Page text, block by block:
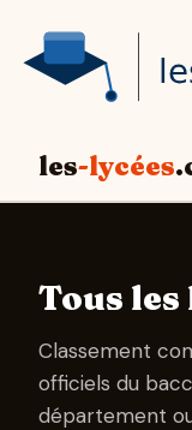
les-lycées
Tous les
Classement
officiels du
département